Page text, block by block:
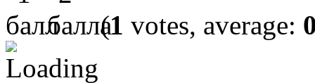
(1 votes, average: